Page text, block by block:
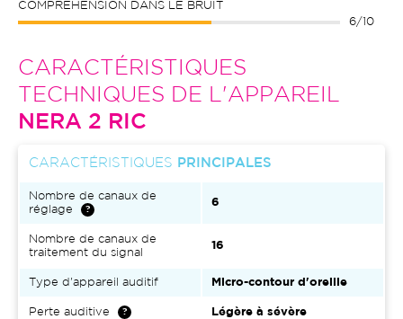
COMPRÉHENSION DANS LE BRUIT
6/10
CARACTÉRISTIQUES
TECHNIQUES DE L'APPAREIL
NERA 2 RIC
CARACTÉRISTIQUES PRINCIPALES
Nombre de canaux de
réglage
6
Nombre de canaux de
traitement du signal
16
Type d'appareil auditif Micro-contour d'oreille
Perte auditive Légère à sévère